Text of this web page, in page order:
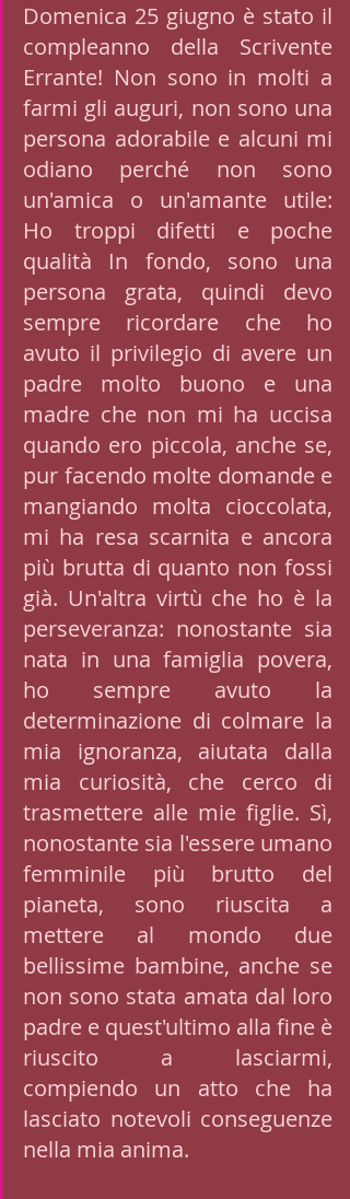
Domenica 25 giugno è stato il
compleanno della Scrivente
Errante! Non sono in molti a
farmi gli auguri, non sono una
persona adorabile e alcuni mi
odiano perché non sono
un'amica o un'amante utile:
Ho troppi difetti e poche
qualità In fondo, sono una
persona grata, quindi devo
sempre ricordare che ho
avuto il privilegio di avere un
padre molto buono e una
madre che non mi ha uccisa
quando ero piccola, anche se,
pur facendo molte domande e
mangiando molta cioccolata,
mi ha resa scarnita e ancora
più brutta di quanto non fossi
già. Un'altra virtù che ho è la
perseveranza: nonostante sia
nata in una famiglia povera,
ho sempre avuto la
determinazione di colmare la
mia ignoranza, aiutata dalla
mia curiosità, che cerco di
trasmettere alle mie figlie. Sì,
nonostante sia l'essere umano
femminile più brutto del
pianeta, sono riuscita a
mettere al mondo due
bellissime bambine, anche se
non sono stata amata dal loro
padre e quest'ultimo alla fine è
riuscito a lasciarmi,
compiendo un atto che ha
lasciato notevoli conseguenze
nella mia anima.